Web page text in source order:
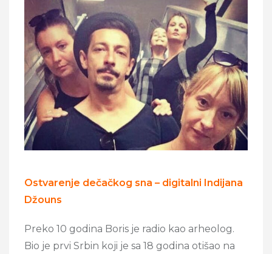
Ostvarenje dečačkog sna – digitalni Indijana
Džouns
Preko 10 godina Boris je radio kao arheolog.
Bio je prvi Srbin koji je sa 18 godina otišao na